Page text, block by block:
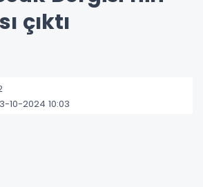
çıktı
10-2024 10:03